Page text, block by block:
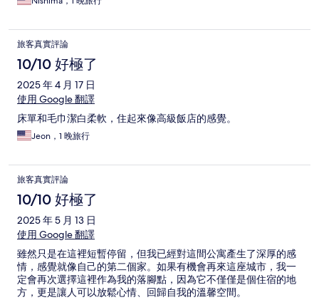
旅客真實評論
10/10 好極了
2025 年 4 月 17 日
使用 Google 翻譯
床單和毛巾潔白柔軟，住起來像高級飯店的感覺。
Jeon，1 晚旅行
旅客真實評論
10/10 好極了
2025 年 5 月 13 日
使用 Google 翻譯
雖然只是在這裡短暫停留，但我已經對這間公寓產生了深厚的感
情，感覺就像自己的第二個家。如果有機會再來這座城市，我一
定會再次選擇這裡作為我的落腳點，因為它不僅僅是個住宿的地
方，更是讓人可以放鬆心情、回歸自我的溫馨空間。